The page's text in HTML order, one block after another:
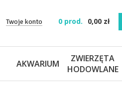
Twoje konto 0 prod. 0,00 zł
AKWARIUM
ZWIERZĘTA
HODOWLANE